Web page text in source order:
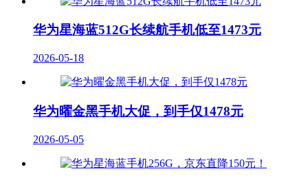
华为星海蓝512G长续航手机低至1473元
2026-05-18
华为曜金黑手机大促，到手仅1478元
2026-05-05